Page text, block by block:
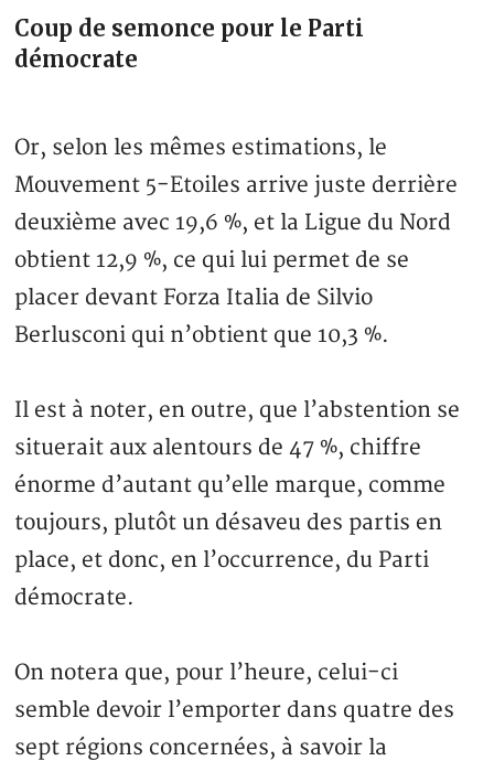
Coup de semonce pour le Parti
démocrate
Or, selon les mêmes estimations, le
Mouvement 5-Etoiles arrive juste derrière
deuxième avec 19,6 %, et la Ligue du Nord
obtient 12,9 %, ce qui lui permet de se
placer devant Forza Italia de Silvio
Berlusconi qui n’obtient que 10,3 %.
Il est à noter, en outre, que l’abstention se
situerait aux alentours de 47 %, chiffre
énorme d’autant qu’elle marque, comme
toujours, plutôt un désaveu des partis en
place, et donc, en l’occurrence, du Parti
démocrate.
On notera que, pour l’heure, celui-ci
semble devoir l’emporter dans quatre des
sept régions concernées, à savoir la